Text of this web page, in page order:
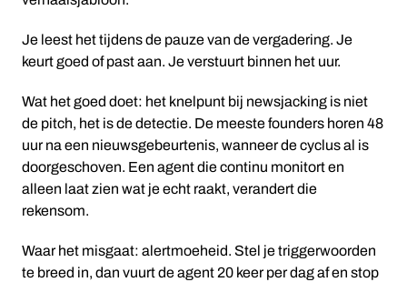
Je leest het tijdens de pauze van de vergadering. Je
keurt goed of past aan. Je verstuurt binnen het uur.
Wat het goed doet: het knelpunt bij newsjacking is niet
de pitch, het is de detectie. De meeste founders horen 48
uur na een nieuwsgebeurtenis, wanneer de cyclus al is
doorgeschoven. Een agent die continu monitort en
alleen laat zien wat je echt raakt, verandert die
rekensom.
Waar het misgaat: alertmoeheid. Stel je triggerwoorden
te breed in, dan vuurt de agent 20 keer per dag af en stop